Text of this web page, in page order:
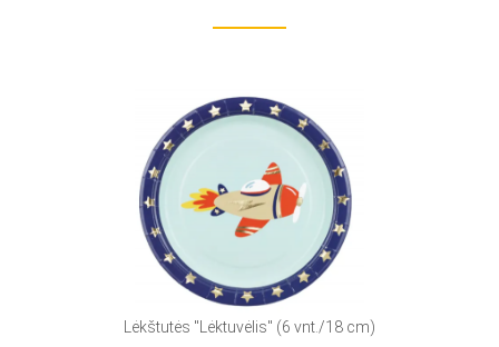
Lėkštutės "Lėktuvėlis" (6 vnt./18 cm)